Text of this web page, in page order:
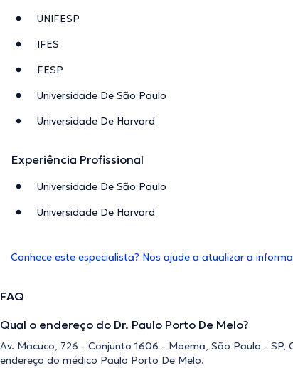
UNIFESP
IFES
FESP
Universidade De São Paulo
Universidade De Harvard
Experiência Profissional
Universidade De São Paulo
Universidade De Harvard
Conhece este especialista? Nos ajude a atualizar a
FAQ
Qual o endereço do Dr. Paulo Porto De Melo?
Av. Macuco, 726 - Conjunto 1606 - Moema, São Paulo - SP,
endereço do médico Paulo Porto De Melo.